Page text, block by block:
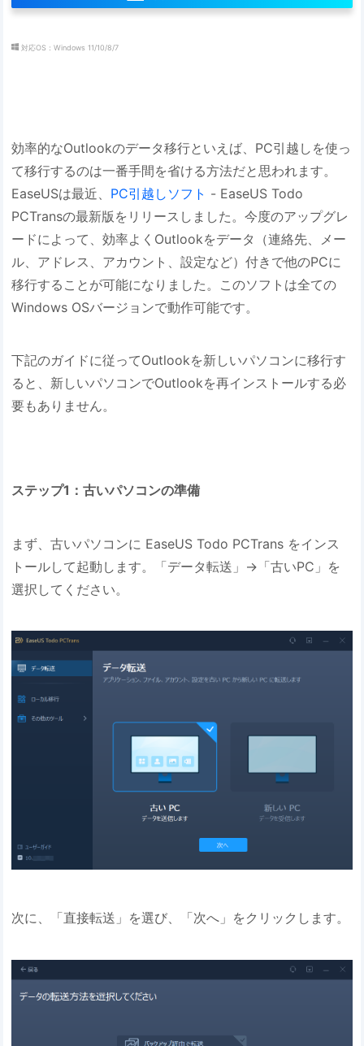
対応OS：Windows 11/10/8/7
効率的なOutlookのデータ移行といえば、PC引越しを使っ
て移行するのは一番手間を省ける方法だと思われます。
EaseUSは最近、 PC引越しソフト - EaseUS Todo
PCTransの最新版をリリースしました。今度のアップグレ
ードによって、効率よくOutlookをデータ（連絡先、メー
ル、アドレス、アカウント、設定など）付きで他のPCに
移行することが可能になりました。このソフトは全ての
Windows OSバージョンで動作可能です。
下記のガイドに従ってOutlookを新しいパソコンに移行す
ると、新しいパソコンでOutlookを再インストールする必
要もありません。
ステップ1：古いパソコンの準備
まず、古いパソコンに EaseUS Todo PCTrans をインス
トールして起動します。「データ転送」→「古いPC」を
選択してください。
次に、「直接転送」を選び、「次へ」をクリックします。